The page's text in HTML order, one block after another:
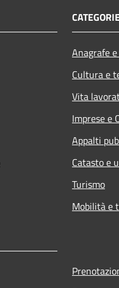
Anagrafe
Cultura e
Vita
Imprese e
Appalti
Catasto e
Turismo
Mobilità e